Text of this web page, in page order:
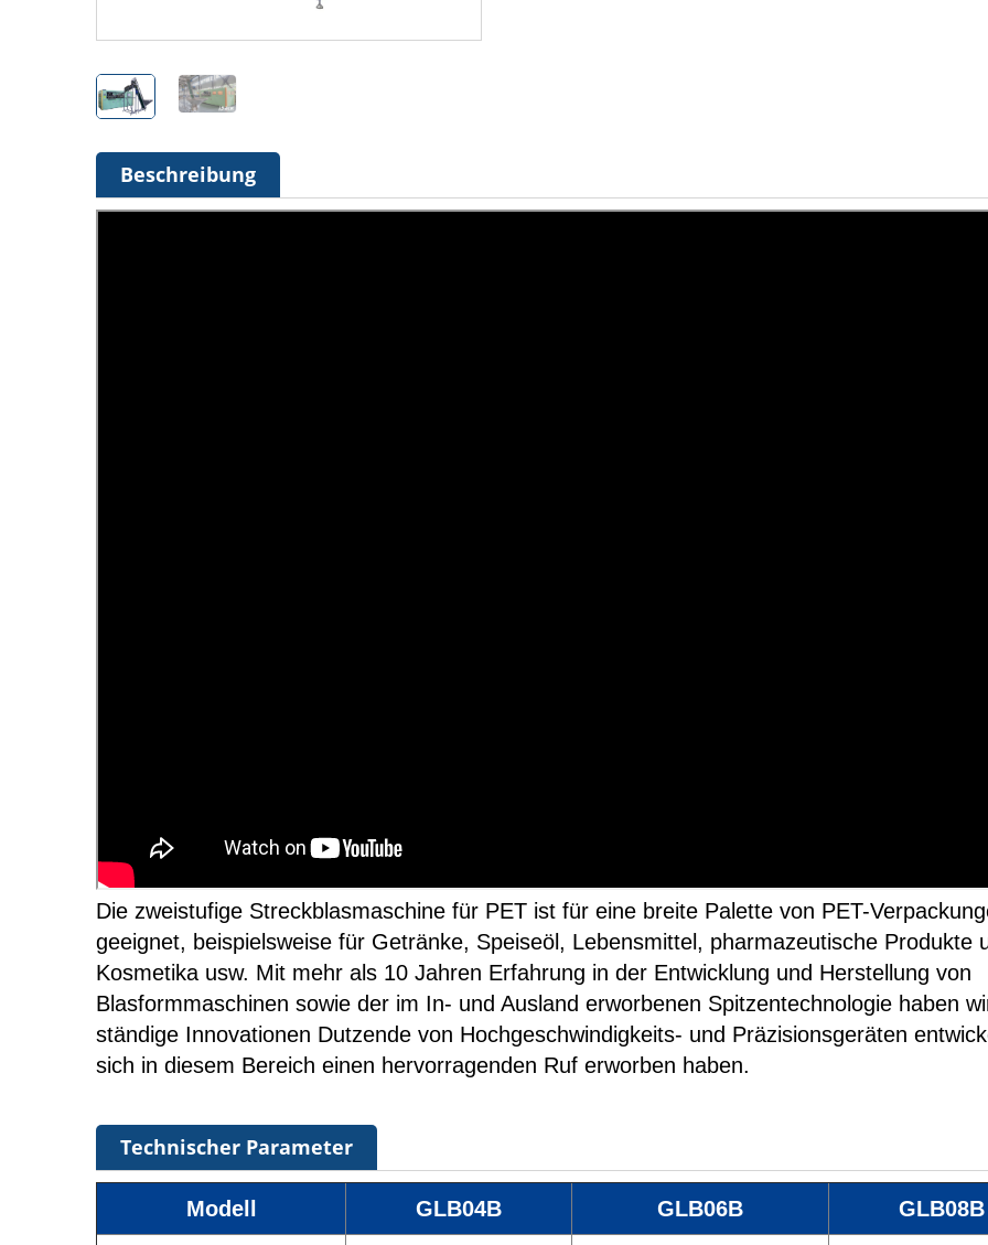
Beschreibung
Die zweistufige Streckblasmaschine für PET ist für eine breite Palette von PET-
geeignet, beispielsweise für Getränke, Speiseöl, Lebensmittel, pharmazeutische Produkte
Kosmetika usw. Mit mehr als 10 Jahren Erfahrung in der Entwicklung und Herstellung von
Blasformmaschinen sowie der im In- und Ausland erworbenen Spitzentechnologie haben
ständige Innovationen Dutzende von Hochgeschwindigkeits- und Präzisionsgeräten
sich in diesem Bereich einen hervorragenden Ruf erworben haben.
Technischer Parameter
Modell GLB04B GLB06B GLB08B